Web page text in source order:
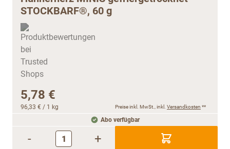
STOCKBARF®, 60 g
5,78 €
96,33 € / 1 kg Preise inkl. MwSt., inkl. Versandkosten **
Abo verfügbar
- +